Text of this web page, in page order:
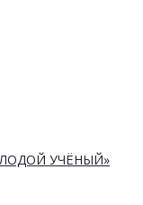
УЧЁНЫЙ»